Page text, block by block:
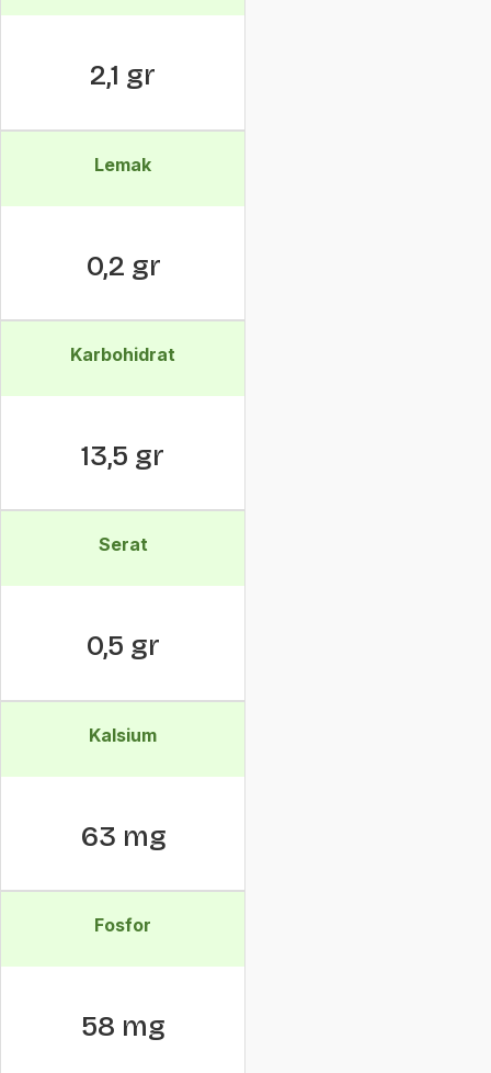
2,1 gr
Lemak
0,2 gr
Karbohidrat
13,5 gr
Serat
0,5 gr
Kalsium
63 mg
Fosfor
58 mg